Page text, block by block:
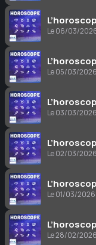
Le 06/03/
Le 05/03/
Le 03/03/
Le 02/03/
Le 01/03/
Le 28/02/